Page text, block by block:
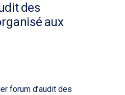
des
aux
forum d’audit des